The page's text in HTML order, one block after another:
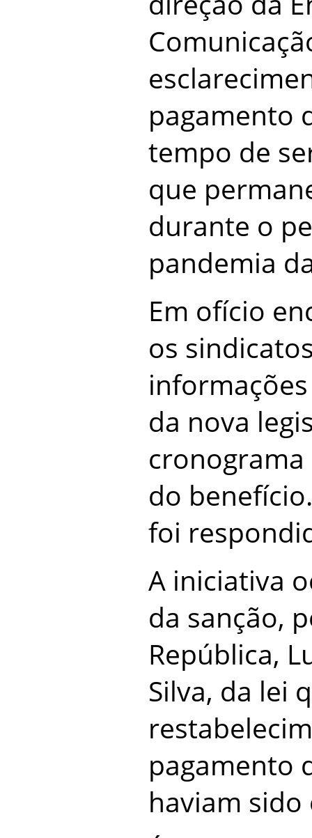
pagamento
tempo de
que
durante o
pandemia
Em ofício
os
da nova
do
foi
A iniciativa
da sanção,
República,
Silva, da lei
pagamento
haviam